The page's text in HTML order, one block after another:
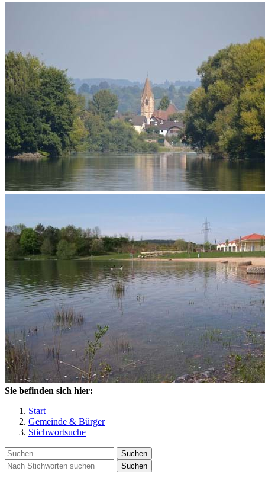
Sie befinden sich hier:
Start
Gemeinde & Bürger
Stichwortsuche
Suchen
Suchen